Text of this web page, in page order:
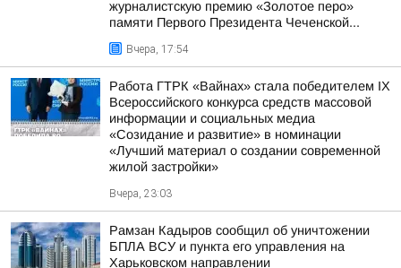
журналистскую премию «Золотое перо»
памяти Первого Президента Чеченской...
Вчера, 17:54
Работа ГТРК «Вайнах» стала победителем IX
Всероссийского конкурса средств массовой
информации и социальных медиа
«Созидание и развитие» в номинации
«Лучший материал о создании современной
жилой застройки»
Вчера, 23:03
Рамзан Кадыров сообщил об уничтожении
БПЛА ВСУ и пункта его управления на
Харьковском направлении